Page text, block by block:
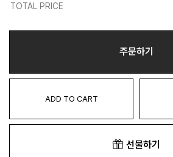
TOTAL PRICE
주문하기
ADD TO CART
선물하기